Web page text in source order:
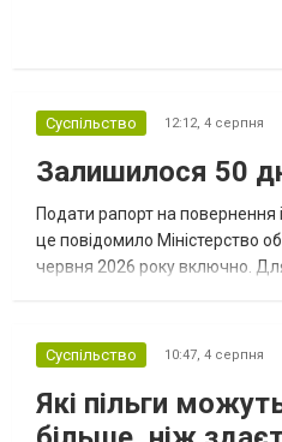
доступними підставами. Серед
студенти, боржники з аліме...
Суспільство 12:12, 4 серпня
Залишилося 50
Подати рапорт на повернення
це повідомило Міністерство
червня 2026 року включно. Для
Суспільство 10:47, 4 серпня
Які пільги